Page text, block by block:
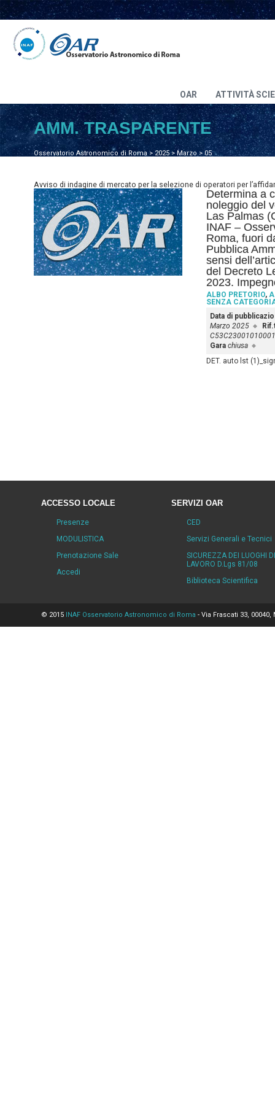
OAR ATTIVITÀ
Osservatorio Astronomico di Roma>2025>Marzo > 05
AMM. TRASPARENTE
Avviso di indagine di mercato per la selezione di operatori per
Determina a
noleggio del
Las Palmas
INAF –
Roma, fuori
Pubblica
sensi
del Decreto
2023.
ALBO PRETORIO,
SENZA
Data di
Marzo 2025
C53C23001010001
Gara chiusa
DET. auto lst
ACCESSO LOCALE
Presenze
MODULISTICA
Prenotazione Sale
Accedi
SERVIZI OAR
CED
Servizi Generali e Tecnici
SICUREZZA DEI LUOGHI DI
LAVORO D.Lgs 81/08
Biblioteca Scientifica
© 2015 INAF Osservatorio Astronomico di Roma - Via Frascati 33,